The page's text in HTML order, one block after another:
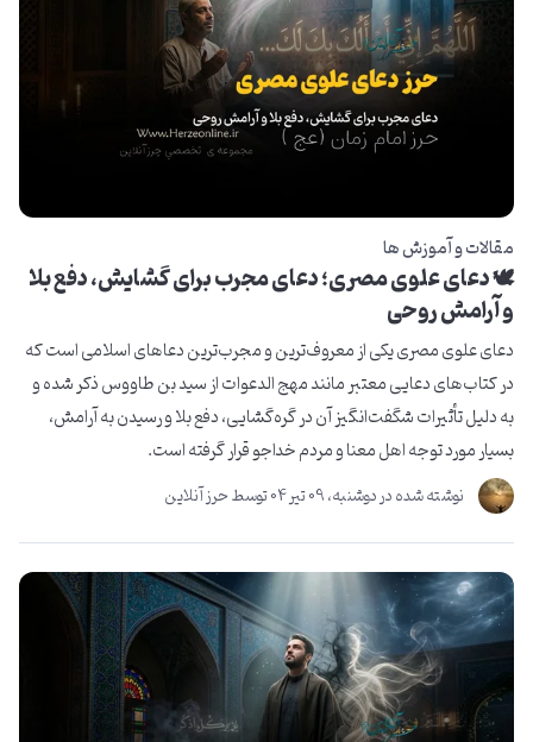
مقالات و آموزش ها
🕊️ دعای علوی مصری؛ دعای مجرب برای گشایش، دفع بلا
و آرامش روحی
دعای علوی مصری یکی از معروف‌ترین و مجرب‌ترین دعاهای اسلامی است که
در کتاب‌های دعایی معتبر مانند مهج الدعوات از سید بن طاووس ذکر شده و
به دلیل تأثیرات شگفت‌انگیز آن در گره‌گشایی، دفع بلا و رسیدن به آرامش،
بسیار مورد توجه اهل معنا و مردم خداجو قرار گرفته است.
نوشته شده دردوشنبه، 09 تير 04 توسطحرز آنلاین